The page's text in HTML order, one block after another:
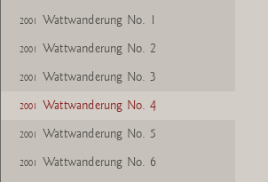
2001 Wattwanderung No. 1
2001 Wattwanderung No. 2
2001 Wattwanderung No. 3
2001 Wattwanderung No. 4
2001 Wattwanderung No. 5
2001 Wattwanderung No. 6